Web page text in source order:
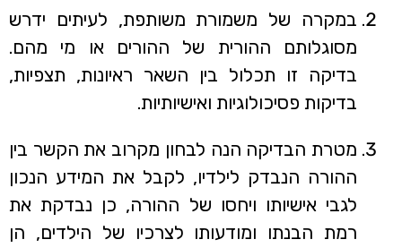
במקרה של משמורת משותפת, לעיתים ידרש
מסוגלותם ההורית של ההורים או מי מהם.
בדיקה זו תכלול בין השאר ראיונות, תצפיות,
בדיקות פסיכולוגיות ואישיותיות.
מטרת הבדיקה הנה לבחון מקרוב את הקשר בין
ההורה הנבדק לילדיו, לקבל את המידע הנכון
לגבי אישיותו ויחסו של ההורה, כן נבדקת את
רמת הבנתו ומודעותו לצרכיו של הילדים, הן